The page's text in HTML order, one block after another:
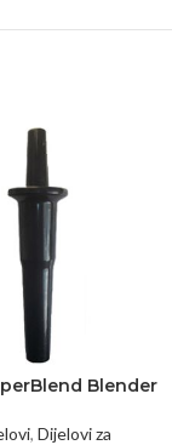
Blender
, Dijelovi za